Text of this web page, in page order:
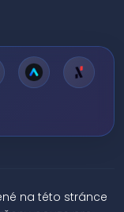
na této stránce